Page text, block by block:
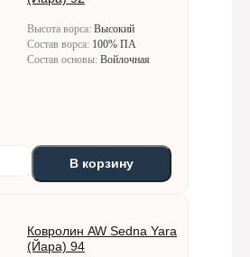
Высота ворса: Высокий
Состав ворса: 100% ПА
Состав основы: Войлочная
В корзину
Ковролин AW Sedna Yara
(Йара) 94